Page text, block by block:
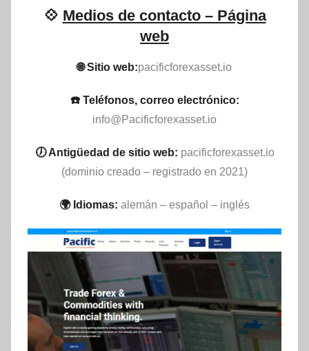
💠 Medios de contacto – Página
web
🌐 Sitio web:pacificforexasset.io
☎️ Teléfonos, correo electrónico:
info@Pacificforexasset.io
🕖 Antigüedad de sitio web: pacificforexasset.io
(dominio creado – registrado en 2021)
🌍 Idiomas: alemán – español – inglés